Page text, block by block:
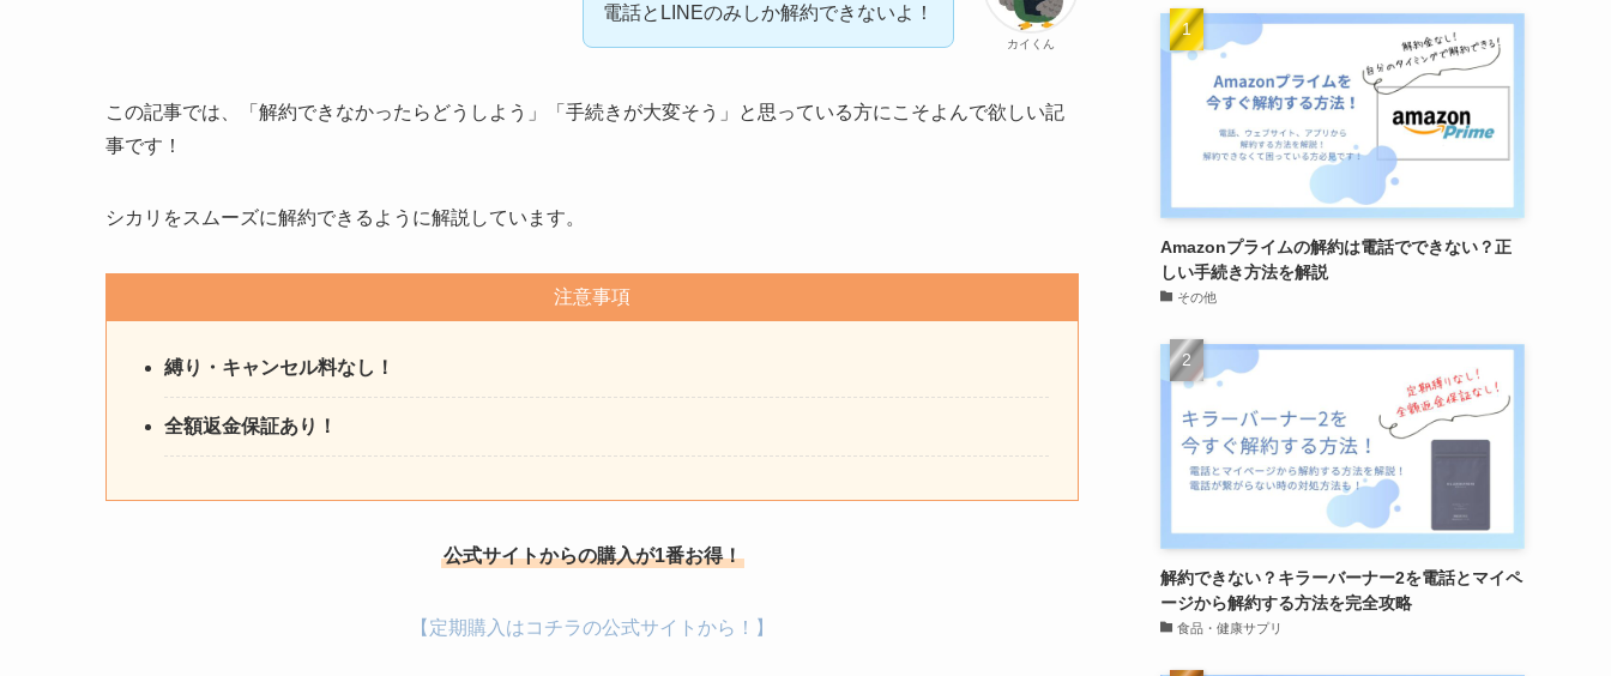
カイくん
電話とLINEのみしか解約できないよ！
この記事では、「解約できなかったらどうしよう」「手続きが大変そう」と思っている方にこそよんで欲しい記
事です！
シカリをスムーズに解約できるように解説しています。
注意事項
縛り・キャンセル料なし！
全額返金保証あり！
公式サイトからの購入が1番お得！
【定期購入はコチラの公式サイトから！】
Amazonプライムの解約は電話でできない？正
しい手続き方法を解説
その他
解約できない？キラーバーナー2を電話とマイペ
ージから解約する方法を完全攻略
食品・健康サプリ